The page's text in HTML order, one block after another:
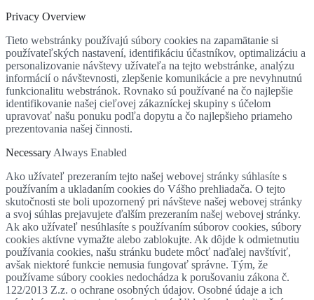
Privacy Overview
Tieto webstránky používajú súbory cookies na zapamätanie si
používateľských nastavení, identifikáciu účastníkov, optimalizáciu a
personalizovanie návštevy užívateľa na tejto webstránke, analýzu
informácií o návštevnosti, zlepšenie komunikácie a pre nevyhnutnú
funkcionalitu webstránok. Rovnako sú používané na čo najlepšie
identifikovanie našej cieľovej zákazníckej skupiny s účelom
upravovať našu ponuku podľa dopytu a čo najlepšieho priameho
prezentovania našej činnosti.
Necessary Always Enabled
Ako užívateľ prezeraním tejto našej webovej stránky súhlasíte s
používaním a ukladaním cookies do Vášho prehliadača. O tejto
skutočnosti ste boli upozornený pri návšteve našej webovej stránky
a svoj súhlas prejavujete ďalším prezeraním našej webovej stránky.
Ak ako užívateľ nesúhlasíte s používaním súborov cookies, súbory
cookies aktívne vymažte alebo zablokujte. Ak dôjde k odmietnutiu
používania cookies, našu stránku budete môcť naďalej navštíviť,
avšak niektoré funkcie nemusia fungovať správne. Tým, že
používame súbory cookies nedochádza k porušovaniu zákona č.
122/2013 Z.z. o ochrane osobných údajov. Osobné údaje a ich